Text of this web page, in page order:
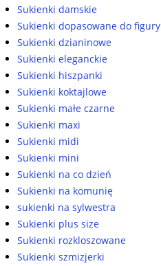
Sukienki damskie
Sukienki dopasowane do figury
Sukienki dzianinowe
Sukienki eleganckie
Sukienki hiszpanki
Sukienki koktajlowe
Sukienki małe czarne
Sukienki maxi
Sukienki midi
Sukienki mini
Sukienki na co dzień
Sukienki na komunię
sukienki na sylwestra
Sukienki plus size
Sukienki rozkloszowane
Sukienki szmizjerki